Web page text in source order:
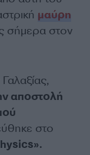
μαύρη
σήμερα στον
αποστολή
στο